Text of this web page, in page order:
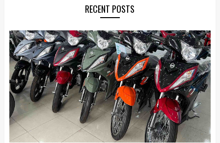
RECENT POSTS